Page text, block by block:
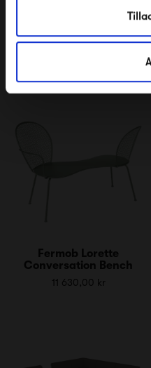
Fermob Luxembourg 2-
Fermob Lorette
Conversation Bench
11 630,00 kr